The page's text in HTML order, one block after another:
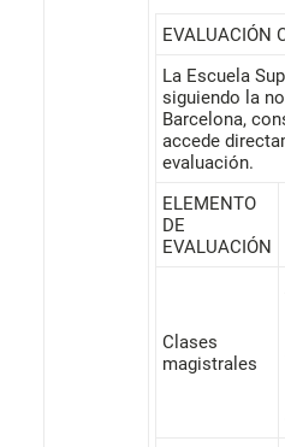
EVALUACIÓN
La Escuela
siguiendo la
Barcelona,
accede
evaluación.
ELEMENTO
DE
EVALUACIÓN
Clases
magistrales